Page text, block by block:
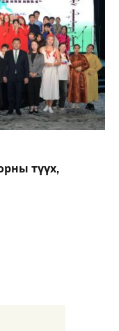
түүх,